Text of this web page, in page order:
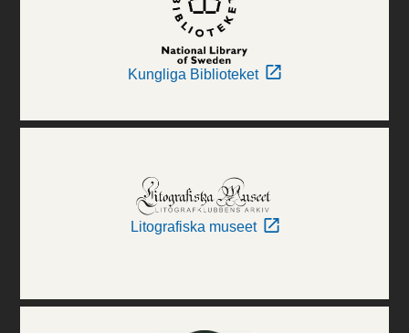
Kungliga Biblioteket
Litografiska museet